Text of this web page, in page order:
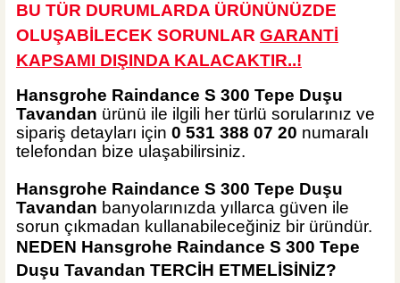
BU TÜR DURUMLARDA ÜRÜNÜNÜZDE
OLUŞABİLECEK SORUNLAR GARANTİ
KAPSAMI DIŞINDA KALACAKTIR..!
Hansgrohe Raindance S 300 Tepe Duşu
Tavandan ürünü ile ilgili her türlü sorularınız ve
sipariş detayları için 0 531 388 07 20 numaralı
telefondan bize ulaşabilirsiniz.
Hansgrohe Raindance S 300 Tepe Duşu
Tavandan banyolarınızda yıllarca güven ile
sorun çıkmadan kullanabileceğiniz bir üründür.
NEDEN Hansgrohe Raindance S 300 Tepe
Duşu Tavandan TERCİH ETMELİSİNİZ?